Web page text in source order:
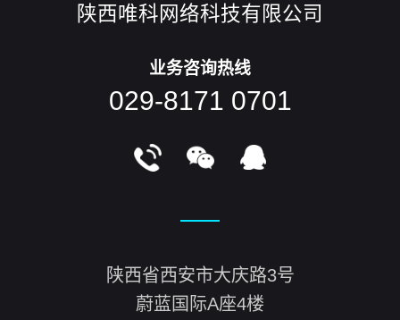
陕西唯科网络科技有限公司
业务咨询热线
029-8171 0701
陕西省西安市大庆路3号
蔚蓝国际A座4楼